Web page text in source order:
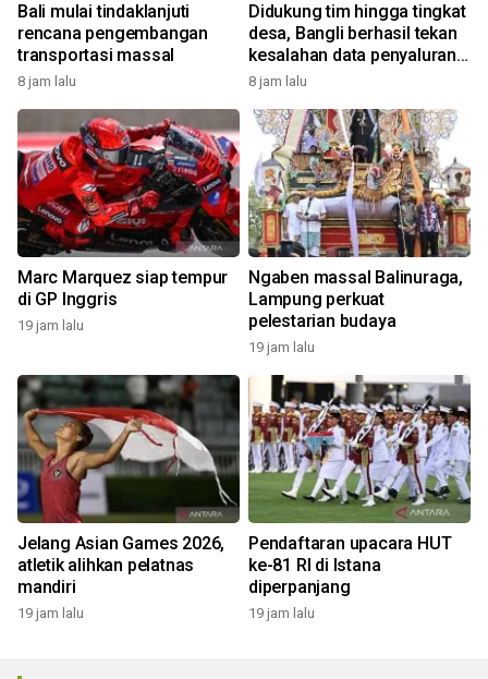
Bali mulai tindaklanjuti
rencana pengembangan
transportasi massal
8 jam lalu
Didukung tim hingga tingkat
desa, Bangli berhasil tekan
kesalahan data penyaluran
bansos
8 jam lalu
Marc Marquez siap tempur
di GP Inggris
19 jam lalu
Ngaben massal Balinuraga,
Lampung perkuat
pelestarian budaya
19 jam lalu
Jelang Asian Games 2026,
atletik alihkan pelatnas
mandiri
19 jam lalu
Pendaftaran upacara HUT
ke-81 RI di Istana
diperpanjang
19 jam lalu